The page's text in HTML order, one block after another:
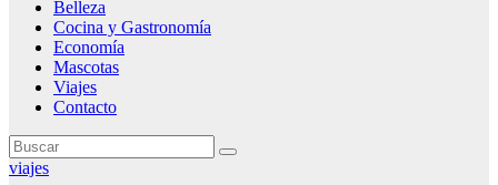
Belleza
Cocina y Gastronomía
Economía
Mascotas
Viajes
Contacto
viajes